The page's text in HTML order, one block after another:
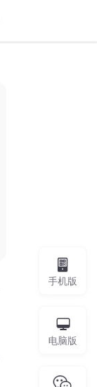
手机版
电脑版